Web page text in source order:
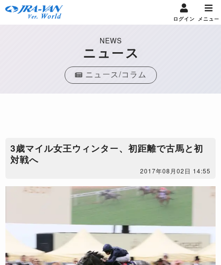
ログイン メニュー
NEWS
ニュース
ニュース/コラム
​3歳マイル女王ウィンター、初距離で古馬と初
対戦へ
2017年08月02日 14:55